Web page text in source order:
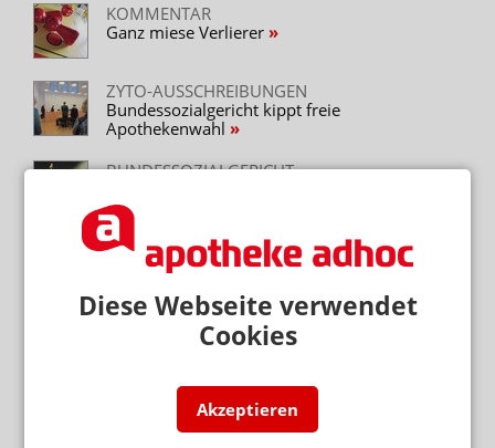
Diese Webseite verwendet
Cookies
Akzeptieren
KOMMENTAR
Ganz miese Verlierer
ZYTO-AUSSCHREIBUNGEN
Bundessozialgericht kippt freie
Apothekenwahl
BUNDESSOZIALGERICHT
PARENTERALIA
Rekonstitution statt Rezeptur
Neuere Artikel zum Thema
Gericht segnet 200.000-Euro-Retax ab